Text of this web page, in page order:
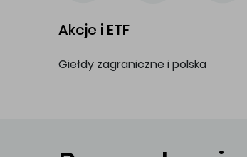
Akcje i ETF
Giełdy zagraniczne i polska